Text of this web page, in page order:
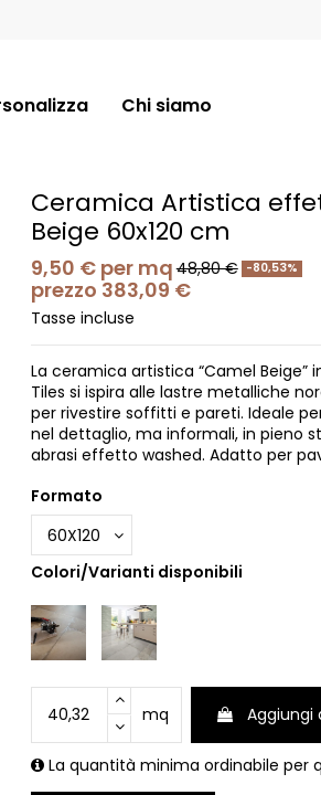
Chi siamo
Ceramica Artistica
Beige 60x120 cm
9,50 € per mq48,80 € -80,53%
prezzo 383,09 €
Tasse incluse
La ceramica artistica “Camel Beige”
Tiles si ispira alle lastre metalliche
per rivestire soffitti e pareti. Ideale
nel dettaglio, ma informali, in pieno
abrasi effetto washed. Adatto per
Formato
Colori/Varianti disponibili
mq Aggiungi
La quantità minima ordinabile per